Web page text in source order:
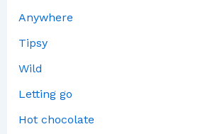
Anywhere
Tipsy
Wild
Letting go
Hot chocolate